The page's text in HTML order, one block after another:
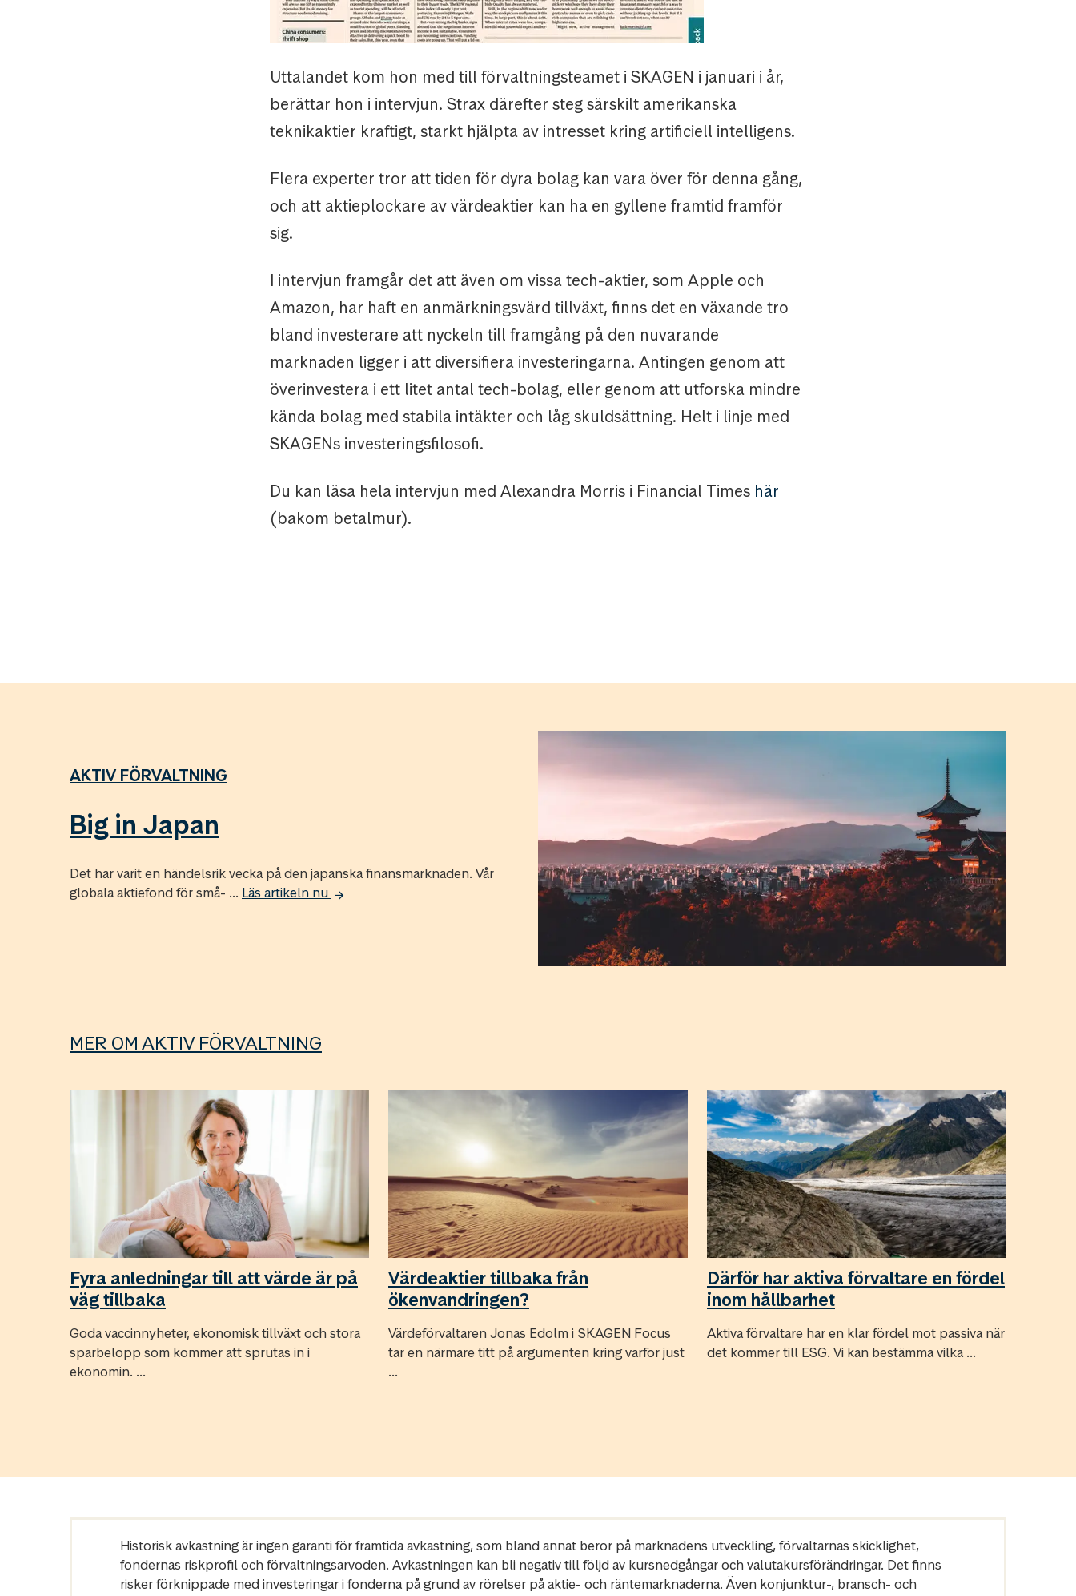
Uttalandet kom hon med till förvaltningsteamet i SKAGEN i januari i år,
berättar hon i intervjun. Strax därefter steg särskilt amerikanska
teknikaktier kraftigt, starkt hjälpta av intresset kring artificiell intelligens.
Flera experter tror att tiden för dyra bolag kan vara över för denna gång,
och att aktieplockare av värdeaktier kan ha en gyllene framtid framför
sig.
I intervjun framgår det att även om vissa tech-aktier, som Apple och
Amazon, har haft en anmärkningsvärd tillväxt, finns det en växande tro
bland investerare att nyckeln till framgång på den nuvarande
marknaden ligger i att diversifiera investeringarna. Antingen genom att
överinvestera i ett litet antal tech-bolag, eller genom att utforska mindre
kända bolag med stabila intäkter och låg skuldsättning. Helt i linje med
SKAGENs investeringsfilosofi.
Du kan läsa hela intervjun med Alexandra Morris i Financial Times här
(bakom betalmur).
AKTIV FÖRVALTNING
Big in Japan
Det har varit en händelsrik vecka på den japanska finansmarknaden. Vår
globala aktiefond för små- ... Läs artikeln nu
MER OM AKTIV FÖRVALTNING
Fyra anledningar till att värde är på
väg tillbaka
Goda vaccinnyheter, ekonomisk tillväxt och stora
sparbelopp som kommer att sprutas in i
ekonomin. ...
Värdeaktier tillbaka från
ökenvandringen?
Värdeförvaltaren Jonas Edolm i SKAGEN Focus
tar en närmare titt på argumenten kring varför just
...
Därför har aktiva förvaltare en fördel
inom hållbarhet
Aktiva förvaltare har en klar fördel mot passiva när
det kommer till ESG. Vi kan bestämma vilka ...
Historisk avkastning är ingen garanti för framtida avkastning, som bland annat beror på marknadens utveckling, förvaltarnas skicklighet,
fondernas riskprofil och förvaltningsarvoden. Avkastningen kan bli negativ till följd av kursnedgångar och valutakursförändringar. Det finns
risker förknippade med investeringar i fonderna på grund av rörelser på aktie- och räntemarknaderna. Även konjunktur-, bransch- och